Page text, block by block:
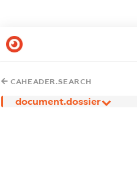
CAHEADER.SEARCH
document.dossier